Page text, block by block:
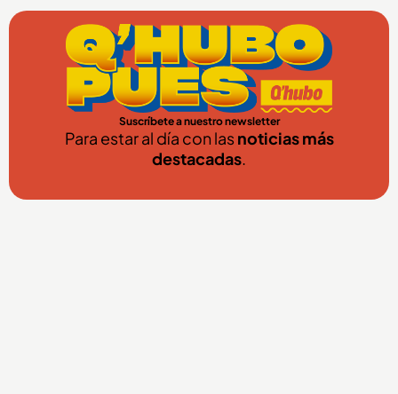
Suscríbete a nuestro newsletter
Para estar al día con lasnoticias más
destacadas.